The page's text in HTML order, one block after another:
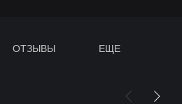
ОТЗЫВЫ ЕЩЕ